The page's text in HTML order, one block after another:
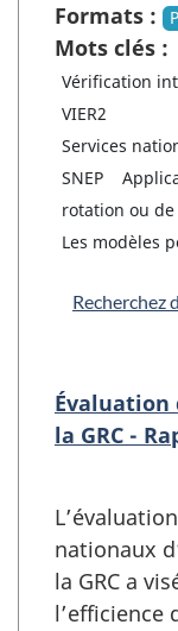
Formats :
Mots clés :
Vérification
VIER2
Services
SNEP
rotation ou
Les modèles
Recherchez
Évaluation
la GRC -
nationaux
la GRC a
l’efficience